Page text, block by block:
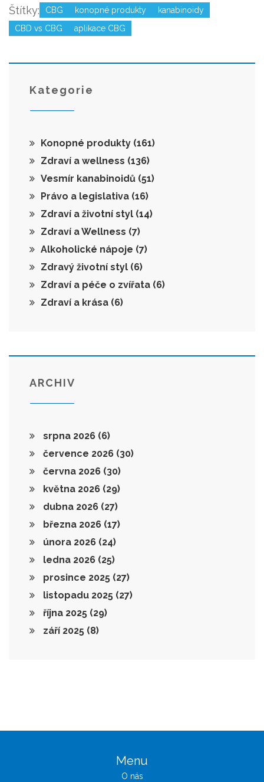
Štítky: CBG konopné produkty
kanabinoidy
CBD vs CBG
aplikace CBG
Kategorie
Konopné produkty (161)
Zdraví a wellness (136)
Vesmír kanabinoidů (51)
Právo a legislativa (16)
Zdraví a životní styl (14)
Zdraví a Wellness (7)
Alkoholické nápoje (7)
Zdravý životní styl (6)
Zdraví a péče o zvířata (6)
Zdraví a krása (6)
ARCHIV
srpna 2026 (6)
července 2026 (30)
června 2026 (30)
května 2026 (29)
dubna 2026 (27)
března 2026 (17)
února 2026 (24)
ledna 2026 (25)
prosince 2025 (27)
listopadu 2025 (27)
října 2025 (29)
září 2025 (8)
Menu
O nás